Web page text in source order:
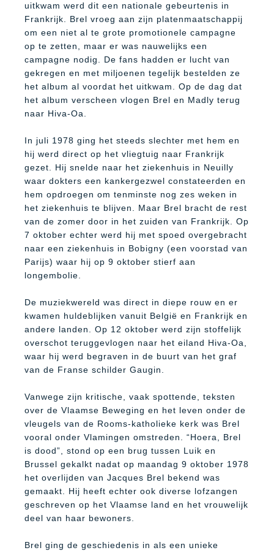
uitkwam werd dit een nationale gebeurtenis in
Frankrijk. Brel vroeg aan zijn platenmaatschappij
om een niet al te grote promotionele campagne
op te zetten, maar er was nauwelijks een
campagne nodig. De fans hadden er lucht van
gekregen en met miljoenen tegelijk bestelden ze
het album al voordat het uitkwam. Op de dag dat
het album verscheen vlogen Brel en Madly terug
naar Hiva-Oa.
In juli 1978 ging het steeds slechter met hem en
hij werd direct op het vliegtuig naar Frankrijk
gezet. Hij snelde naar het ziekenhuis in Neuilly
waar dokters een kankergezwel constateerden en
hem opdroegen om tenminste nog zes weken in
het ziekenhuis te blijven. Maar Brel bracht de rest
van de zomer door in het zuiden van Frankrijk. Op
7 oktober echter werd hij met spoed overgebracht
naar een ziekenhuis in Bobigny (een voorstad van
Parijs) waar hij op 9 oktober stierf aan
longembolie.
De muziekwereld was direct in diepe rouw en er
kwamen huldeblijken vanuit België en Frankrijk en
andere landen. Op 12 oktober werd zijn stoffelijk
overschot teruggevlogen naar het eiland Hiva-Oa,
waar hij werd begraven in de buurt van het graf
van de Franse schilder Gaugin.
Vanwege zijn kritische, vaak spottende, teksten
over de Vlaamse Beweging en het leven onder de
vleugels van de Rooms-katholieke kerk was Brel
vooral onder Vlamingen omstreden. “Hoera, Brel
is dood”, stond op een brug tussen Luik en
Brussel gekalkt nadat op maandag 9 oktober 1978
het overlijden van Jacques Brel bekend was
gemaakt. Hij heeft echter ook diverse lofzangen
geschreven op het Vlaamse land en het vrouwelijk
deel van haar bewoners.
Brel ging de geschiedenis in als een unieke